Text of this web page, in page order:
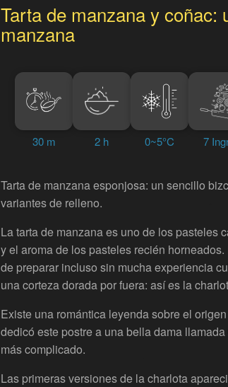
Tarta de manzana y
manzana
30 m 2 h 0~5°C 7
Tarta de manzana esponjosa: un sencillo
variantes de relleno.
La tarta de manzana es uno de los pasteles
y el aroma de los pasteles recién
de preparar incluso sin mucha experiencia
una corteza dorada por fuera: así es la
Existe una romántica leyenda sobre el
dedicó este postre a una bella dama
más complicado.
Las primeras versiones de la charlota